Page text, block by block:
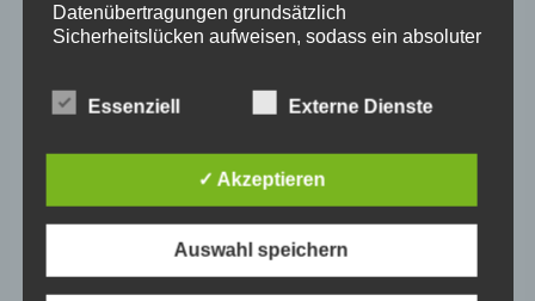
Datenübertragungen grundsätzlich
Sicherheitslücken aufweisen, sodass ein absoluter
frei, personenbezogene Daten auch auf
uns zu übermitteln.
Die Datenschutzerklärung beruht auf den
Begrifflichkeiten, die durch den Europäischen
Essenziell Externe Dienste
✓ Akzeptieren
Auswahl speichern